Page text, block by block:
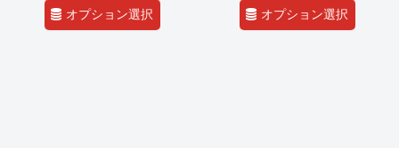
オプション選択 オプション選択